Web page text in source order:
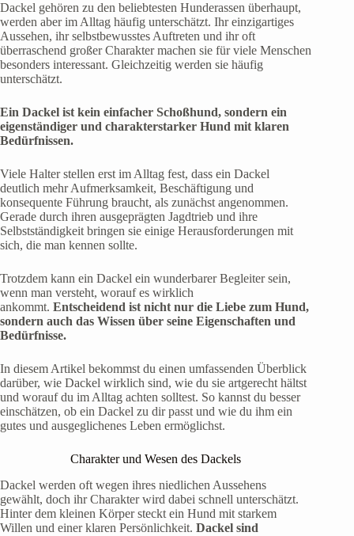
Dackel gehören zu den beliebtesten Hunderassen überhaupt,
werden aber im Alltag häufig unterschätzt. Ihr einzigartiges
Aussehen, ihr selbstbewusstes Auftreten und ihr oft
überraschend großer Charakter machen sie für viele Menschen
besonders interessant. Gleichzeitig werden sie häufig
unterschätzt.
Ein Dackel ist kein einfacher Schoßhund, sondern ein
eigenständiger und charakterstarker Hund mit klaren
Bedürfnissen.
Viele Halter stellen erst im Alltag fest, dass ein Dackel
deutlich mehr Aufmerksamkeit, Beschäftigung und
konsequente Führung braucht, als zunächst angenommen.
Gerade durch ihren ausgeprägten Jagdtrieb und ihre
Selbstständigkeit bringen sie einige Herausforderungen mit
sich, die man kennen sollte.
Trotzdem kann ein Dackel ein wunderbarer Begleiter sein,
wenn man versteht, worauf es wirklich
ankommt. Entscheidend ist nicht nur die Liebe zum Hund,
sondern auch das Wissen über seine Eigenschaften und
Bedürfnisse.
In diesem Artikel bekommst du einen umfassenden Überblick
darüber, wie Dackel wirklich sind, wie du sie artgerecht hältst
und worauf du im Alltag achten solltest. So kannst du besser
einschätzen, ob ein Dackel zu dir passt und wie du ihm ein
gutes und ausgeglichenes Leben ermöglichst.
Charakter und Wesen des Dackels
Dackel werden oft wegen ihres niedlichen Aussehens
gewählt, doch ihr Charakter wird dabei schnell unterschätzt.
Hinter dem kleinen Körper steckt ein Hund mit starkem
Willen und einer klaren Persönlichkeit. Dackel sind